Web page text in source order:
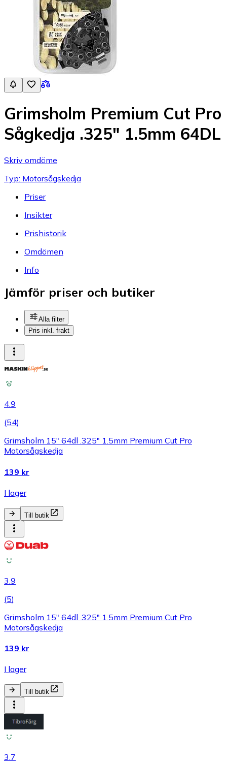
Grimsholm Premium Cut Pro
Sågkedja .325" 1.5mm 64DL
Skriv omdöme
Typ: Motorsågskedja
Priser
Insikter
Prishistorik
Omdömen
Info
Jämför priser och butiker
Alla filter
Pris inkl. frakt
4.9
(54)
Grimsholm 15" 64dl .325" 1.5mm Premium Cut Pro
Motorsågskedja
139 kr
I lager
Till butik
3.9
(5)
Grimsholm 15" 64dl .325" 1.5mm Premium Cut Pro
Motorsågskedja
139 kr
I lager
Till butik
3.7